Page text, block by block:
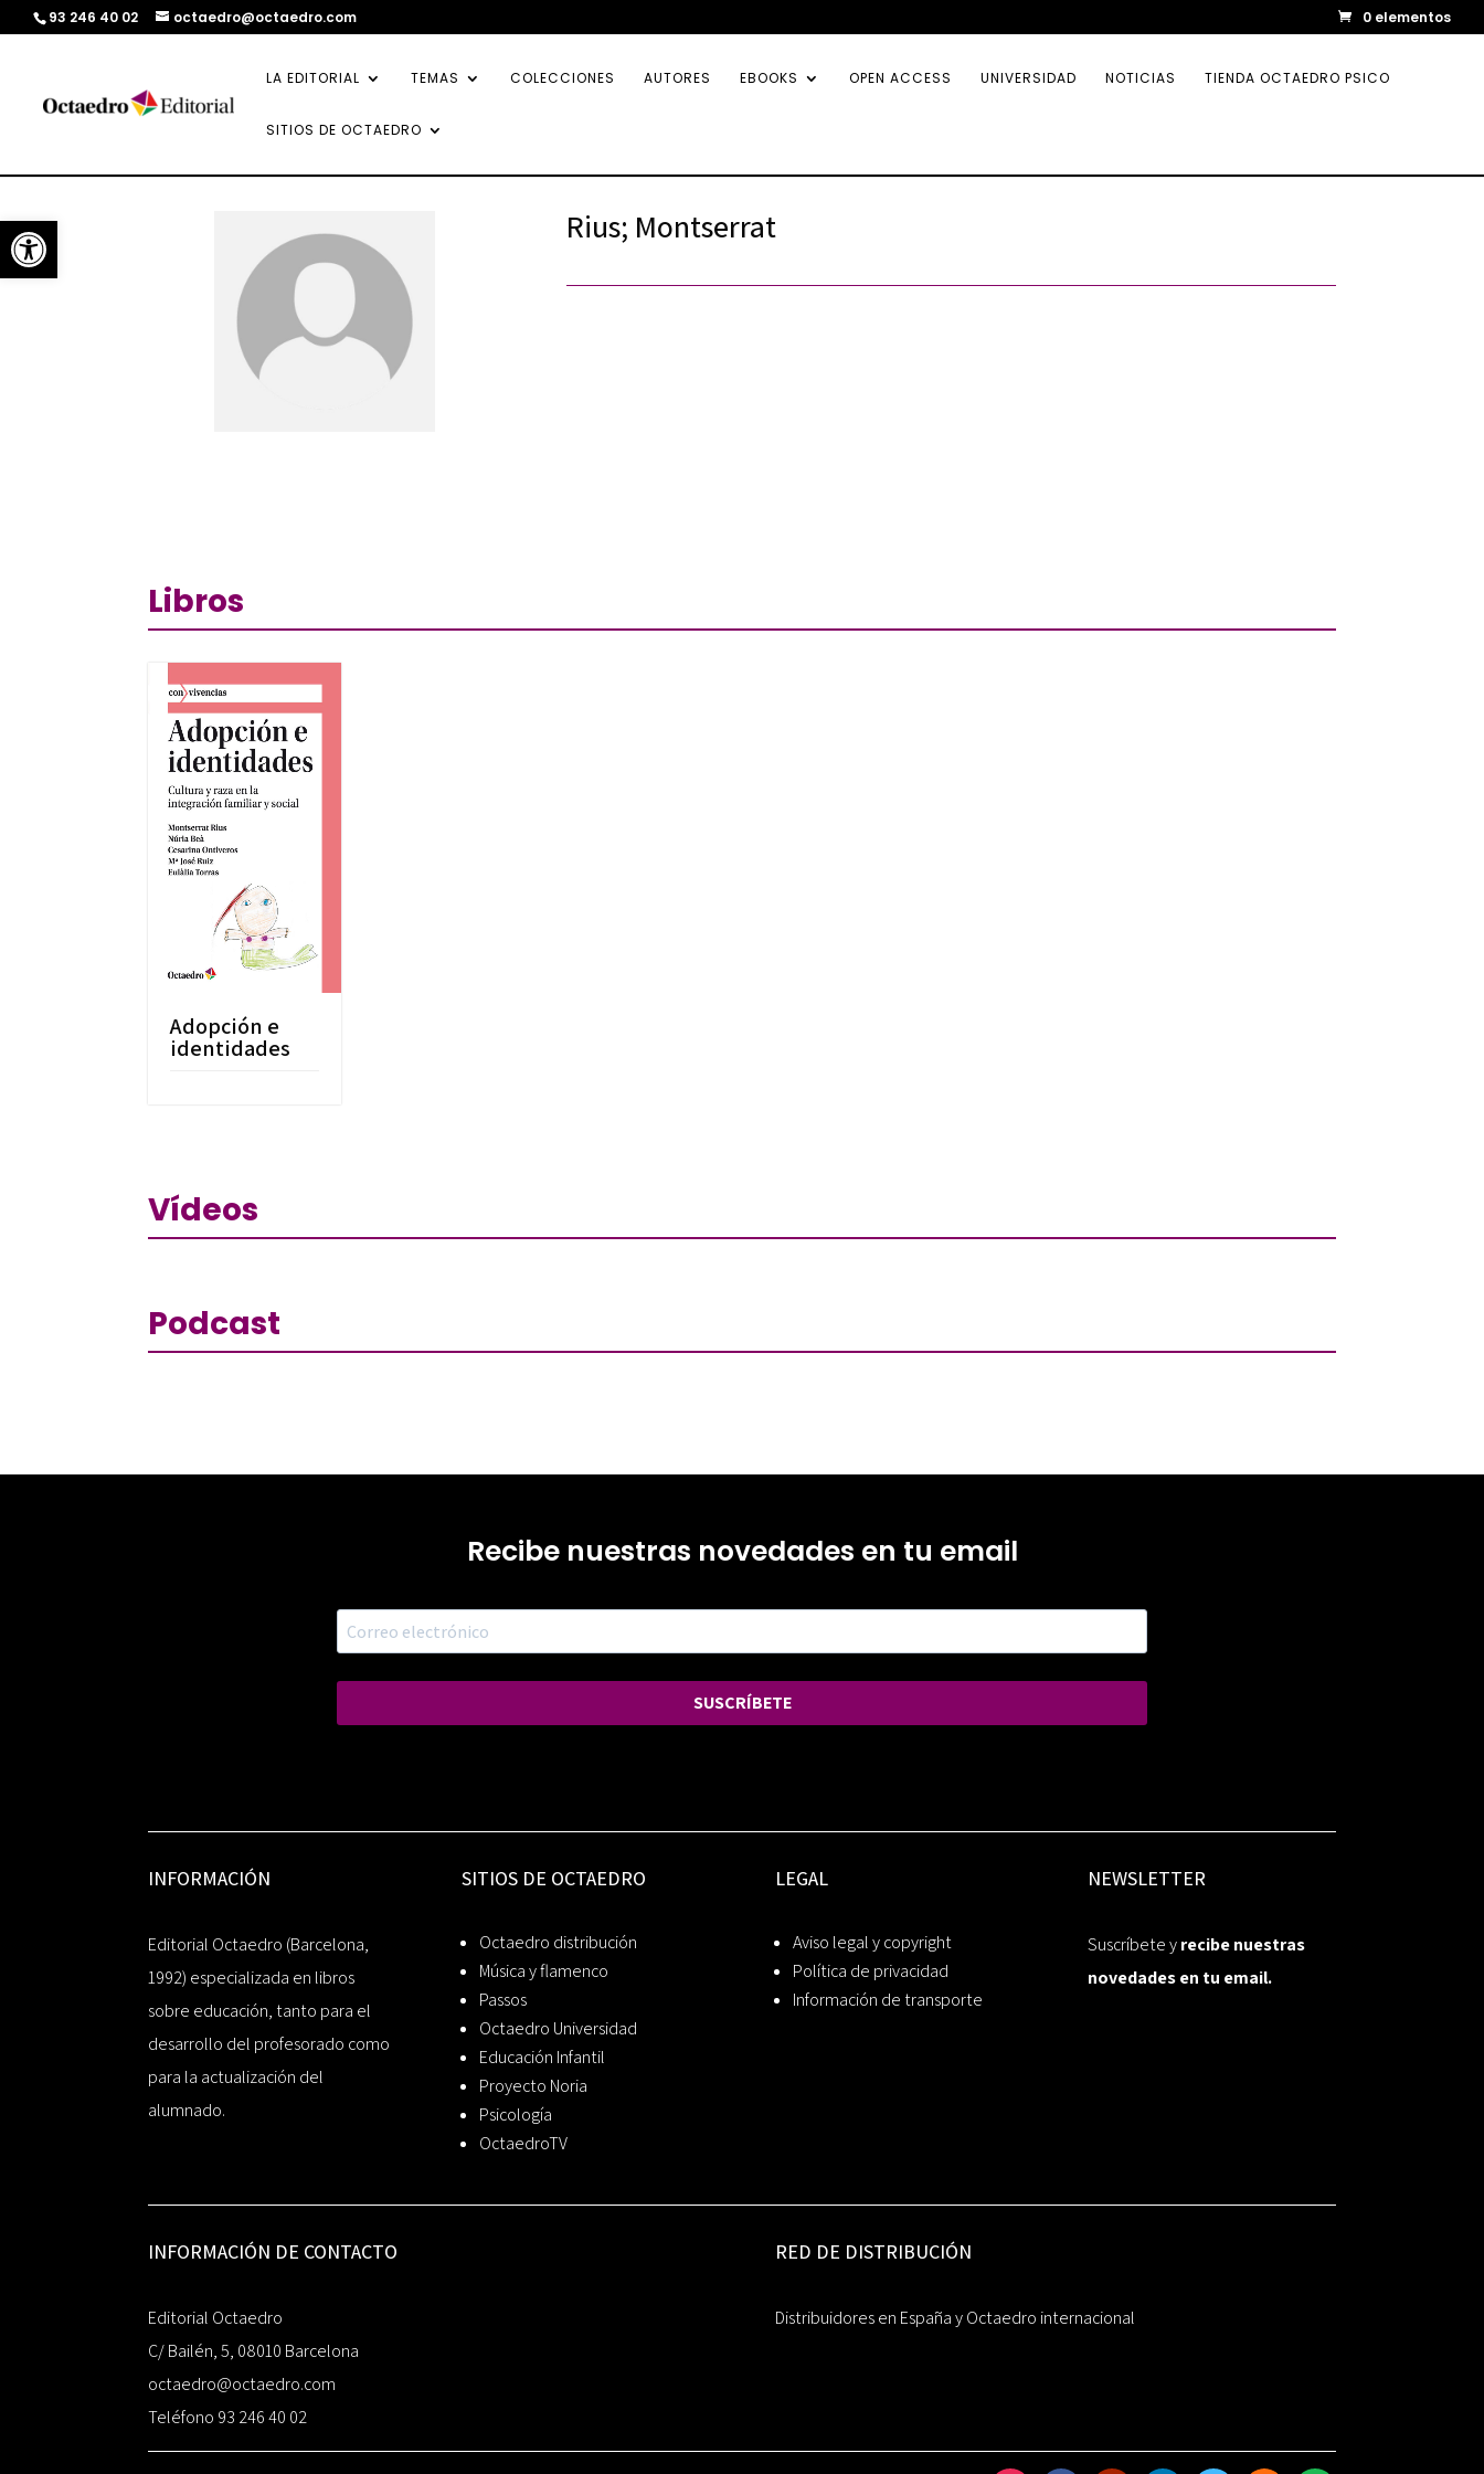
Abrir barra de herramientas
93 246 40 02 octaedro@octaedro.com 0 elementos
LA EDITORIAL TEMAS COLECCIONES AUTORES EBOOKS OPEN ACCESS UNIVERSIDAD NOTICIAS TIENDA OCTAEDRO PSICO
SITIOS DE OCTAEDRO
Rius; Montserrat
Libros
Adopción e
identidades
Vídeos
Podcast
Recibe nuestras novedades en tu email
SUSCRÍBETE
INFORMACIÓN
Editorial Octaedro (Barcelona,
1992) especializada en libros
sobre educación, tanto para el
desarrollo del profesorado como
para la actualización del
alumnado.
SITIOS DE OCTAEDRO
Octaedro distribución
Música y flamenco
Passos
Octaedro Universidad
Educación Infantil
Proyecto Noria
Psicología
OctaedroTV
LEGAL
Aviso legal y copyright
Política de privacidad
Información de transporte
NEWSLETTER
Suscríbete yrecibe nuestras
novedades en tu email.
INFORMACIÓN DE CONTACTO
Editorial Octaedro
C/ Bailén, 5, 08010 Barcelona
octaedro@octaedro.com
Teléfono 93 246 40 02
RED DE DISTRIBUCIÓN
Distribuidores en España y Octaedro internacional